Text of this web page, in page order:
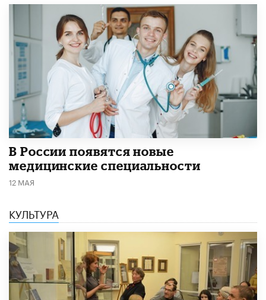
В России появятся новые
медицинские специальности
12 МАЯ
КУЛЬТУРА